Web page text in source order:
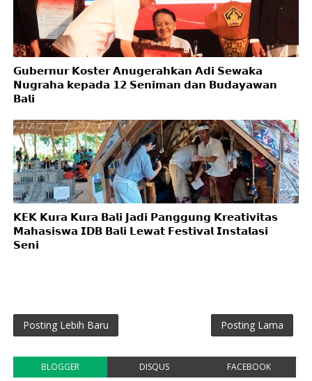
𝗚𝘂𝗯𝗲𝗿𝗻𝘂𝗿 𝗞𝗼𝘀𝘁𝗲𝗿 𝗔𝗻𝘂𝗴𝗲𝗿𝗮𝗵𝗸𝗮𝗻 𝗔𝗱𝗶 𝗦𝗲𝘄𝗮𝗸𝗮
𝗡𝘂𝗴𝗿𝗮𝗵𝗮 𝗸𝗲𝗽𝗮𝗱𝗮 𝟭𝟮 𝗦𝗲𝗻𝗶𝗺𝗮𝗻 𝗱𝗮𝗻 𝗕𝘂𝗱𝗮𝘆𝗮𝘄𝗮𝗻
𝗕𝗮𝗹𝗶
𝗞𝗘𝗞 𝗞𝘂𝗿𝗮 𝗞𝘂𝗿𝗮 𝗕𝗮𝗹𝗶 𝗝𝗮𝗱𝗶 𝗣𝗮𝗻𝗴𝗴𝘂𝗻𝗴 𝗞𝗿𝗲𝗮𝘁𝗶𝘃𝗶𝘁𝗮𝘀
𝗠𝗮𝗵𝗮𝘀𝗶𝘀𝘄𝗮 𝗜𝗗𝗕 𝗕𝗮𝗹𝗶 𝗟𝗲𝘄𝗮𝘁 𝗙𝗲𝘀𝘁𝗶𝘃𝗮𝗹 𝗜𝗻𝘀𝘁𝗮𝗹𝗮𝘀𝗶
𝗦𝗲𝗻𝗶
Posting Lebih Baru Posting Lama
BLOGGER DISQUS FACEBOOK